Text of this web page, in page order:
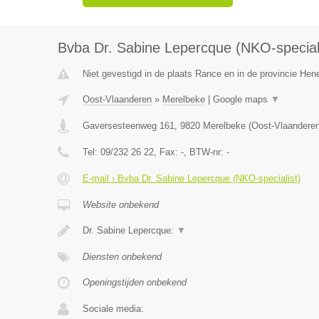
Bvba Dr. Sabine Lepercque (NKO-
Niet gevestigd in de plaats Rance en in de provincie
Oost-Vlaanderen» Merelbeke| Google maps ▼
Gaversesteenweg 161, 9820 Merelbeke(Oost-
Tel: 09/232 26 22, Fax: -, BTW-nr: -
E-mail › Bvba Dr. Sabine Lepercque (NKO-specialist)
Website onbekend
Dr. Sabine Lepercque: ▼
Diensten onbekend
Openingstijden onbekend
Sociale media: